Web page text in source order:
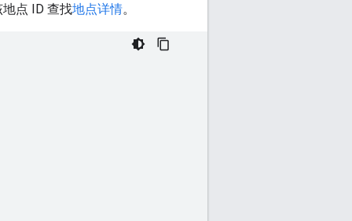
点 ID 查找地点详情。